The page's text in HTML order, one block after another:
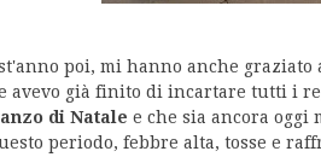
poi, mi hanno anche
avevo già finito di incartare tutti i
di Natale e che sia ancora oggi
periodo, febbre alta, tosse e